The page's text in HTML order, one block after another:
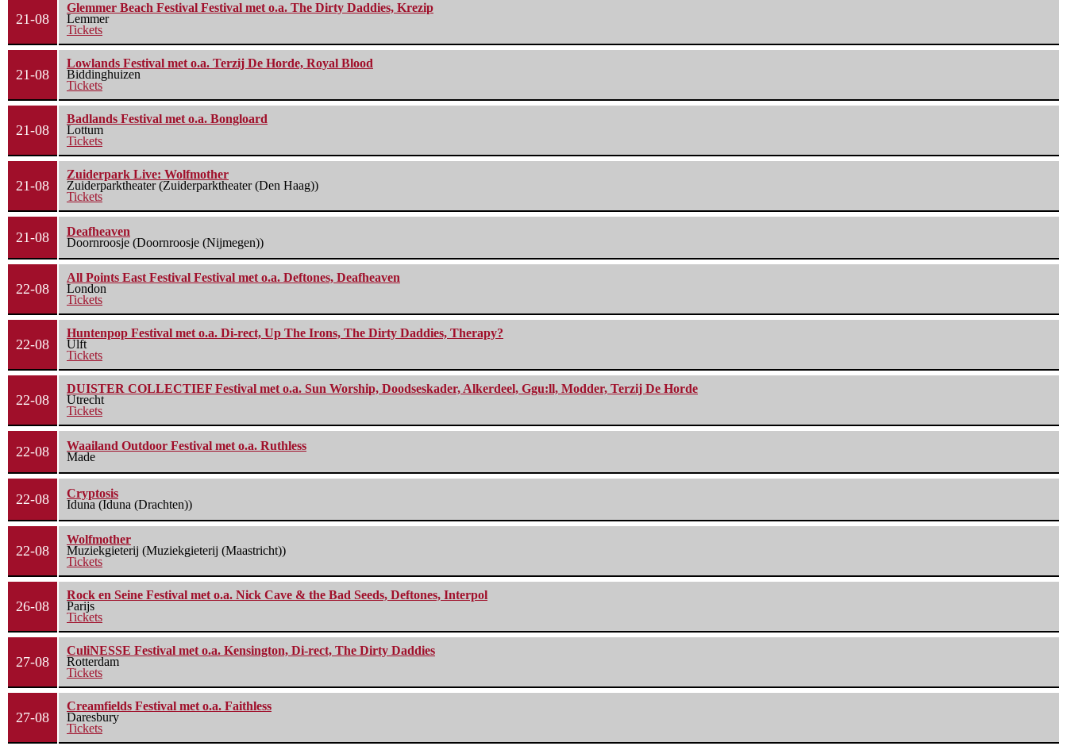
21-08
Glemmer Beach Festival Festival met o.a. The Dirty Daddies, Krezip
Lemmer
Tickets
21-08
Lowlands Festival met o.a. Terzij De Horde, Royal Blood
Biddinghuizen
Tickets
21-08
Badlands Festival met o.a. Bongloard
Lottum
Tickets
21-08
Zuiderpark Live: Wolfmother
Zuiderparktheater (Zuiderparktheater (Den Haag))
Tickets
21-08
Deafheaven
Doornroosje (Doornroosje (Nijmegen))
22-08
All Points East Festival Festival met o.a. Deftones, Deafheaven
London
Tickets
22-08
Huntenpop Festival met o.a. Di-rect, Up The Irons, The Dirty Daddies, Therapy?
Ulft
Tickets
22-08
DUISTER COLLECTIEF Festival met o.a. Sun Worship, Doodseskader, Alkerdeel, Ggu:ll, Modder, Terzij De Horde
Utrecht
Tickets
22-08
Waailand Outdoor Festival met o.a. Ruthless
Made
22-08
Cryptosis
Iduna (Iduna (Drachten))
22-08
Wolfmother
Muziekgieterij (Muziekgieterij (Maastricht))
Tickets
26-08
Rock en Seine Festival met o.a. Nick Cave & the Bad Seeds, Deftones, Interpol
Parijs
Tickets
27-08
CuliNESSE Festival met o.a. Kensington, Di-rect, The Dirty Daddies
Rotterdam
Tickets
27-08
Creamfields Festival met o.a. Faithless
Daresbury
Tickets